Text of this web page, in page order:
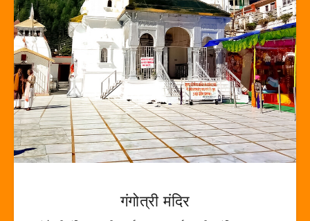
गंगोत्री मंदिर